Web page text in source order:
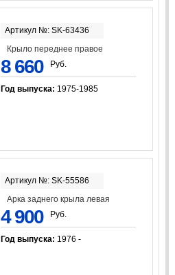
Артикул №: SK-63436
Крыло переднее правое
8 660 Руб.
Год выпуска: 1975-1985
Артикул №: SK-55586
Арка заднего крыла левая
4 900 Руб.
Год выпуска: 1976 -